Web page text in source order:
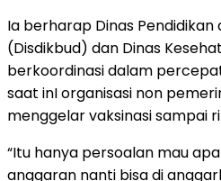
Ia berharap Dinas Pendidikan
(Disdikbud) dan Dinas
berkoordinasi dalam
saat inI organisasi non
menggelar vaksinasi sampai
“Itu hanya persoalan mau
anggaran nanti bisa di